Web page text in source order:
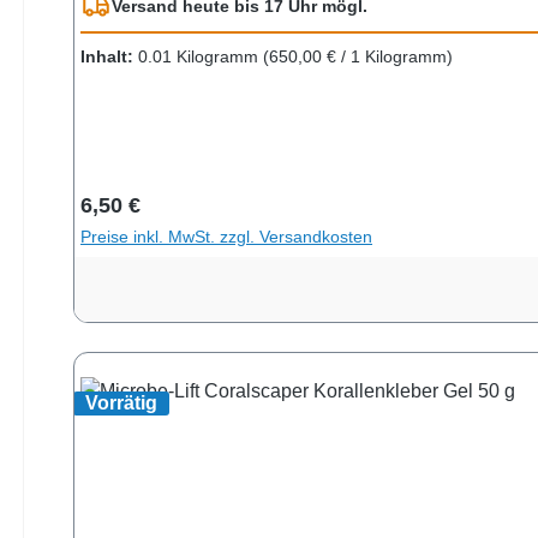
Schutzhandschuhe/Schutzkleidung/Augenschutz
Kontaktlinsen nach Möglichkeit entfernen. Weiter
Versand heute bis 17 Uhr mögl.
Inhalt: 0.01 Kilogramm (650,00 € / 1 Kilogramm)
Regulärer Preis:
6,50 €
Preise inkl. MwSt. zzgl. Versandkosten
Vorrätig